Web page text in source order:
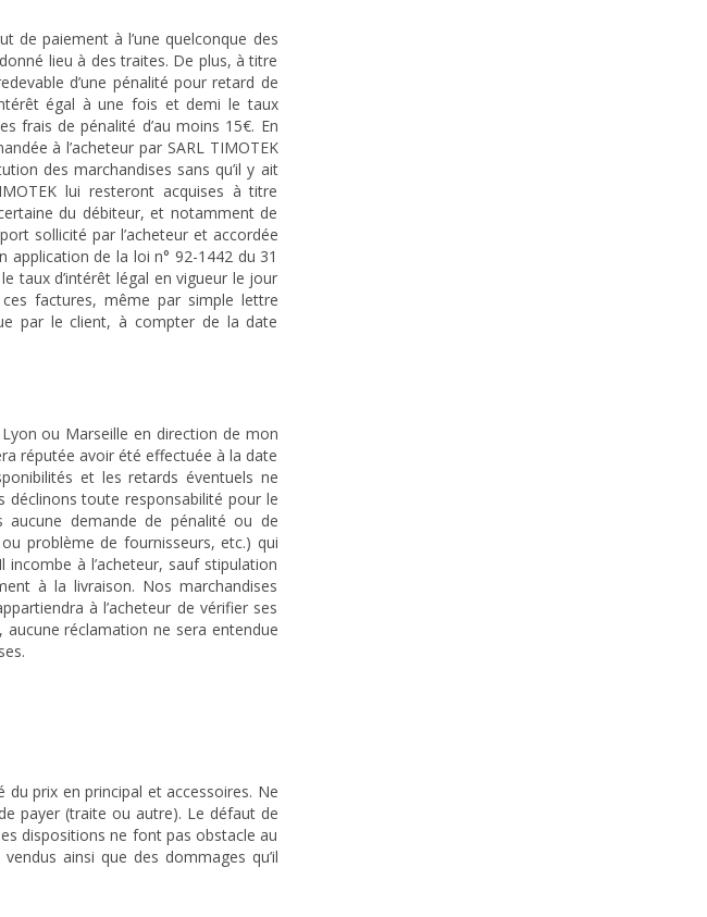
de paiement à l’une quelconque des
lieu à des traites. De plus, à titre
d’une pénalité pour retard de
égal à une fois et demi le taux
frais de pénalité d’au moins 15€. En
à l’acheteur par SARL TIMOTEK
des marchandises sans qu’il y ait
lui resteront acquises à titre
du débiteur, et notamment de
sollicité par l’acheteur et accordée
application de la loi n° 92-1442 du 31
taux d’intérêt légal en vigueur le jour
factures, même par simple lettre
par le client, à compter de la date
ou Marseille en direction de mon
réputée avoir été effectuée à la date
et les retards éventuels ne
déclinons toute responsabilité pour le
aucune demande de pénalité ou de
problème de fournisseurs, etc.) qui
à l’acheteur, sauf stipulation
à la livraison. Nos marchandises
à l’acheteur de vérifier ses
réclamation ne sera entendue
du prix en principal et accessoires. Ne
payer (traite ou autre). Le défaut de
dispositions ne font pas obstacle au
ainsi que des dommages qu’il